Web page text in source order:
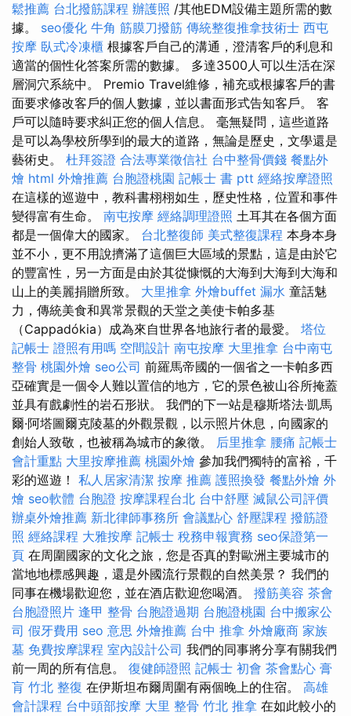
鬆推薦 台北撥筋課程 辦護照 /其他EDM設備主題所需的數
據。 seo優化 牛角 筋膜刀撥筋 傳統整復推拿技術士 西屯
按摩 臥式冷凍櫃 根據客戶自己的溝通，澄清客戶的利息和
適當的個性化答案所需的數據。 多達3500人可以生活在深
層洞穴系統中。 Premio Travel維修，補充或根據客戶的書
面要求修改客戶的個人數據，並以書面形式告知客戶。 客
戶可以隨時要求糾正您的個人信息。 毫無疑問，這些道路
是可以為學校所學到的最大的道路，無論是歷史，文學還是
藝術史。 杜拜簽證 合法專業徵信社 台中整骨價錢 餐點外
燴 html 外燴推薦 台胞證桃園 記帳士 書 ptt 經絡按摩證照
在這樣的巡遊中，教科書栩栩如生，歷史性格，位置和事件
變得富有生命。 南屯按摩 經絡調理證照 土耳其在各個方面
都是一個偉大的國家。 台北整復師 美式整復課程 本身本身
並不小，更不用說擠滿了這個巨大區域的景點，這是由於它
的豐富性，另一方面是由於其從慷慨的大海到大海到大海和
山上的美麗捐贈所致。 大里推拿 外燴buffet 漏水 童話魅
力，傳統美食和異常景觀的天堂之美使卡帕多基
（Cappadókia）成為來自世界各地旅行者的最愛。 塔位
記帳士 證照有用嗎 空間設計 南屯按摩 大里推拿 台中南屯
整骨 桃園外燴 seo公司 前羅馬帝國的一個省之一卡帕多西
亞確實是一個令人難以置信的地方，它的景色被山谷所掩蓋
並具有戲劇性的岩石形狀。 我們的下一站是穆斯塔法·凱馬
爾·阿塔圖爾克陵墓的外觀景觀，以示照片休息，向國家的
創始人致敬，也被稱為城市的象徵。 后里推拿 腰痛 記帳士
會計重點 大里按摩推薦 桃園外燴 參加我們獨特的富裕，千
彩的巡遊！ 私人居家清潔 按摩 推薦 護照換發 餐點外燴 外
燴 seo軟體 台胞證 按摩課程台北 台中舒壓 滅鼠公司評價
辦桌外燴推薦 新北律師事務所 會議點心 舒壓課程 撥筋證
照 經絡課程 大雅按摩 記帳士 稅務申報實務 seo保證第一
頁 在周圍國家的文化之旅，您是否真的對歐洲主要城市的
當地地標感興趣，還是外國流行景觀的自然美景？ 我們的
同事在機場歡迎您，並在酒店歡迎您喝酒。 撥筋美容 茶會
台胞證照片 逢甲 整骨 台胞證過期 台胞證桃園 台中搬家公
司 假牙費用 seo 意思 外燴推薦 台中 推拿 外燴廠商 家族
墓 免費按摩課程 室內設計公司 我們的同事將分享有關我們
前一周的所有信息。 復健師證照 記帳士 初會 茶會點心 膏
肓 竹北 整復 在伊斯坦布爾周圍有兩個晚上的住宿。 高雄
會計課程 台中頭部按摩 大里 整骨 竹北 推拿 在如此較小的